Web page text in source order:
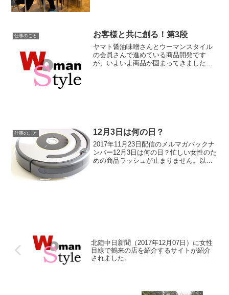
仕事のこと お客様と共に創る！第3段
ヤマト醤油味噌さんとウーマンスタイル
の会員さんで進めている商品開発です
が、いよいよ商品が固まってきました！
仕事のこと 12月3日は何の日？
2017年11月23日配信のメルマガバックナ
ンバー12月3日は何の日？忙しい女性のた
めの商品ラッシュが止まりません。以前
北陸中日新聞（2017年12月07日）に女性
目線で鶴来の店を紹介するサイトが紹介
されました。